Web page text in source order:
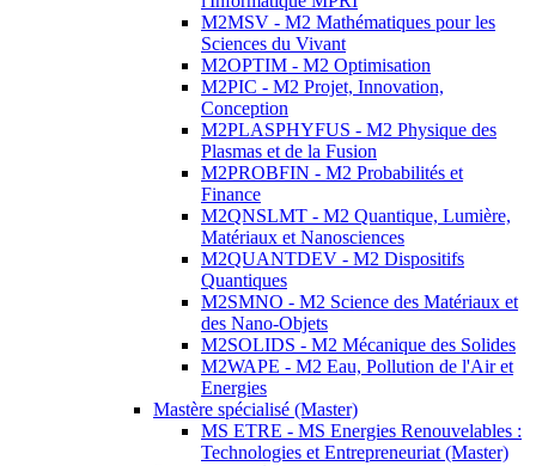
M2MSV - M2 Mathématiques pour les
Sciences du Vivant
M2OPTIM - M2 Optimisation
M2PIC - M2 Projet, Innovation,
Conception
M2PLASPHYFUS - M2 Physique des
Plasmas et de la Fusion
M2PROBFIN - M2 Probabilités et
Finance
M2QNSLMT - M2 Quantique, Lumière,
Matériaux et Nanosciences
M2QUANTDEV - M2 Dispositifs
Quantiques
M2SMNO - M2 Science des Matériaux et
des Nano-Objets
M2SOLIDS - M2 Mécanique des Solides
M2WAPE - M2 Eau, Pollution de l'Air et
Energies
Mastère spécialisé (Master)
MS ETRE - MS Energies Renouvelables :
Technologies et Entrepreneuriat (Master)